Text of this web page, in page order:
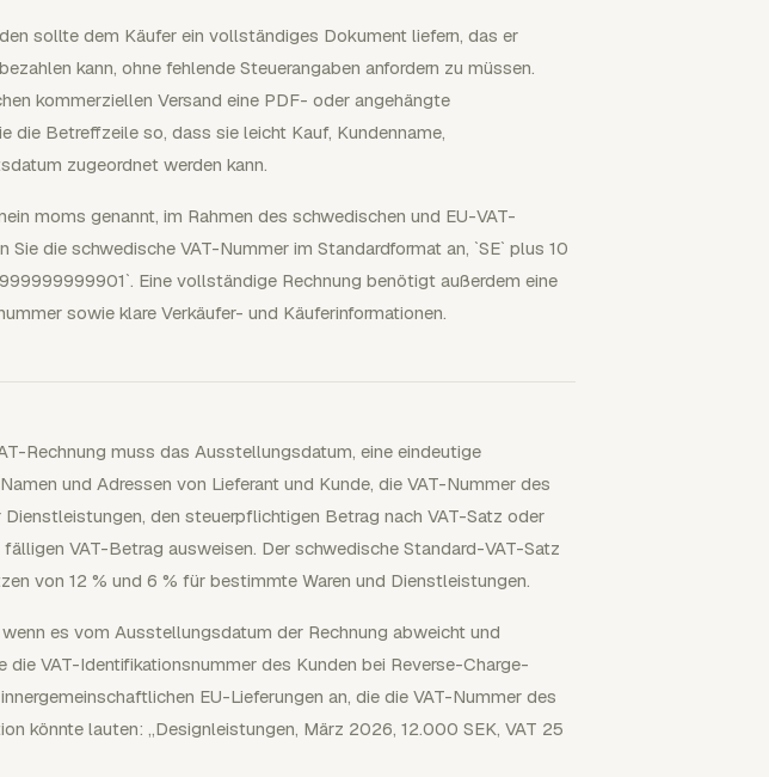
sollte dem Käufer ein vollständiges Dokument liefern, das er
kann, ohne fehlende Steuerangaben anfordern zu müssen.
kommerziellen Versand eine PDF- oder angehängte
die Betreffzeile so, dass sie leicht Kauf, Kundenname,
zugeordnet werden kann.
moms genannt, im Rahmen des schwedischen und EU-VAT-
Sie die schwedische VAT-Nummer im Standardformat an, `SE` plus 10
Eine vollständige Rechnung benötigt außerdem eine
sowie klare Verkäufer- und Käuferinformationen.
Rechnung muss das Ausstellungsdatum, eine eindeutige
und Adressen von Lieferant und Kunde, die VAT-Nummer des
Dienstleistungen, den steuerpflichtigen Betrag nach VAT-Satz oder
VAT-Betrag ausweisen. Der schwedische Standard-VAT-Satz
von 12 % und 6 % für bestimmte Waren und Dienstleistungen.
es vom Ausstellungsdatum der Rechnung abweicht und
die VAT-Identifikationsnummer des Kunden bei Reverse-Charge-
EU-Lieferungen an, die die VAT-Nummer des
könnte lauten: „Designleistungen, März 2026, 12.000 SEK, VAT 25